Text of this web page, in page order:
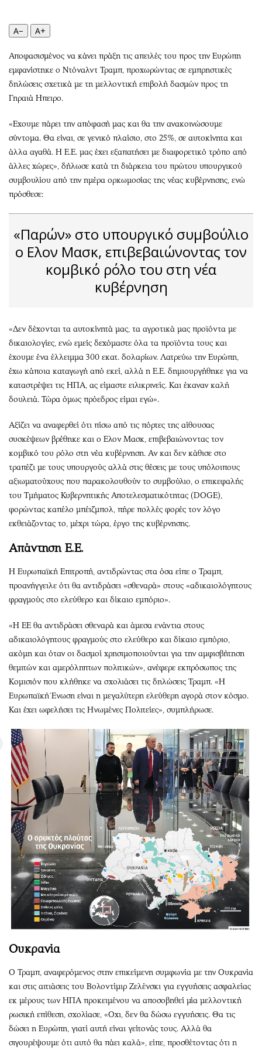
Κόσμος
Παράξενα
Πολιτισμός
Σινεμά
Θέατρο-Χορός
Μουσική
Εικαστικά
Βιβλίο
Χειρόγραφα
Media
Εκπομπές
Wine routes
Uncut
Προσφορές
Προσωπικότητες στην ''Κ''
Επιστολές
A− A+
Αποφασισμένος να κάνει πράξη τις απειλές του προς την Ευρώπη
εμφανίστηκε ο Ντόναλντ Τραμπ, προχωρώντας σε εμπρηστικές
δηλώσεις σχετικά με τη μελλοντική επιβολή δασμών προς τη
Γηραιά Ηπειρο.
«Εχουμε πάρει την απόφασή μας και θα την ανακοινώσουμε
σύντομα. Θα είναι, σε γενικό πλαίσιο, στο 25%, σε αυτοκίνητα και
άλλα αγαθά. Η Ε.Ε. μας έχει εξαπατήσει με διαφορετικό τρόπο από
άλλες χώρες», δήλωσε κατά τη διάρκεια του πρώτου υπουργικού
συμβουλίου από την ημέρα ορκωμοσίας της νέας κυβέρνησης, ενώ
πρόσθεσε:
«Παρών» στο υπουργικό συμβούλιο
ο Ελον Μασκ, επιβεβαιώνοντας τον
κομβικό ρόλο του στη νέα
κυβέρνηση
«Δεν δέχονται τα αυτοκίνητά μας, τα αγροτικά μας προϊόντα με
δικαιολογίες, ενώ εμείς δεχόμαστε όλα τα προϊόντα τους και
έχουμε ένα έλλειμμα 300 εκατ. δολαρίων. Λατρεύω την Ευρώπη,
έχω κάποια καταγωγή από εκεί, αλλά η Ε.Ε. δημιουργήθηκε για να
καταστρέψει τις ΗΠΑ, ας είμαστε ειλικρινείς. Και έκαναν καλή
δουλειά. Τώρα όμως πρόεδρος είμαι εγώ».
Αξίζει να αναφερθεί ότι πίσω από τις πόρτες της αίθουσας
συσκέψεων βρέθηκε και ο Ελον Μασκ, επιβεβαιώνοντας τον
κομβικό του ρόλο στη νέα κυβέρνηση. Αν και δεν κάθισε στο
τραπέζι με τους υπουργούς αλλά στις θέσεις με τους υπόλοιπους
αξιωματούχους που παρακολουθούν το συμβούλιο, ο επικεφαλής
του Τμήματος Κυβερνητικής Αποτελεσματικότητας (DOGE),
φορώντας καπέλο μπέιζμπολ, πήρε πολλές φορές τον λόγο
εκθειάζοντας το, μέχρι τώρα, έργο της κυβέρνησης.
Απάντηση Ε.Ε.
Η Ευρωπαϊκή Επιτροπή, αντιδρώντας στα όσα είπε ο Τραμπ,
προανήγγειλε ότι θα αντιδράσει «σθεναρά» στους «αδικαιολόγητους
φραγμούς στο ελεύθερο και δίκαιο εμπόριο».
«Η ΕΕ θα αντιδράσει σθεναρά και άμεσα ενάντια στους
αδικαιολόγητους φραγμούς στο ελεύθερο και δίκαιο εμπόριο,
ακόμη και όταν οι δασμοί χρησιμοποιούνται για την αμφισβήτηση
θεμιτών και αμερόληπτων πολιτικών», ανέφερε εκπρόσωπος της
Κομισιόν που κλήθηκε να σχολιάσει τις δηλώσεις Τραμπ. «Η
Ευρωπαϊκή Ένωση είναι η μεγαλύτερη ελεύθερη αγορά στον κόσμο.
Και έχει ωφελήσει τις Ηνωμένες Πολιτείες», συμπλήρωσε.
Ουκρανία
Ο Τραμπ, αναφερόμενος στην επικείμενη συμφωνία με την Ουκρανία
και στις αιτιάσεις του Βολοντίμιρ Ζελένσκι για εγγυήσεις ασφαλείας
εκ μέρους των ΗΠΑ προκειμένου να αποσοβηθεί μία μελλοντική
ρωσική επίθεση, σχολίασε, «Οχι, δεν θα δώσω εγγυήσεις. Θα τις
δώσει η Ευρώπη, γιατί αυτή είναι γείτονάς τους. Αλλά θα
σιγουρέψουμε ότι αυτό θα πάει καλά», είπε, προσθέτοντας ότι η